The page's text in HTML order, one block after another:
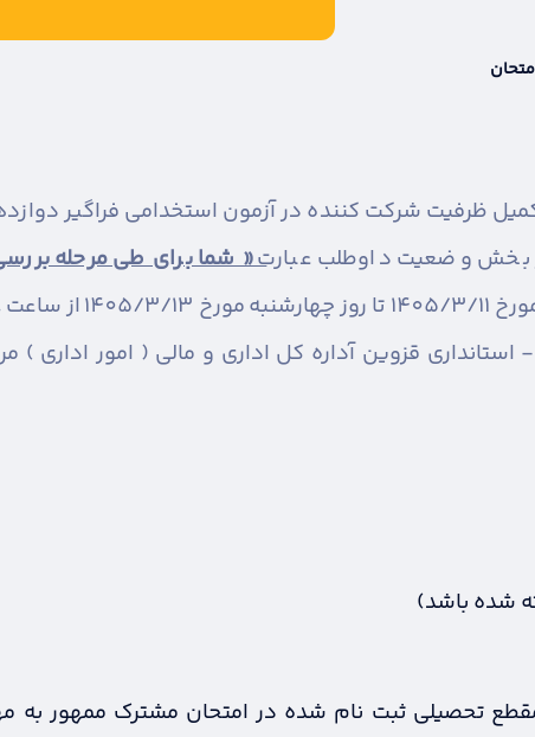
بخش وضعیت داوطلب عبارت« شما برای طی مرحله
قزوین آداره کل اداری و مالی ( امور اداری )
تحصیلی ثبت نام شده در امتحان مشترک ممهور به